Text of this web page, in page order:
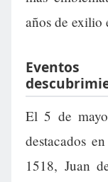
años de exilio
El 5 de
destacados
1518, Juan